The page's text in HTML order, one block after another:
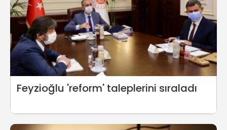
Feyzioğlu 'reform' taleplerini sıraladı